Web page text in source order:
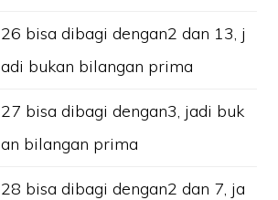
26 bisa dibagi dengan2 dan 13, j
adi bukan bilangan prima
27 bisa dibagi dengan3, jadi buk
an bilangan prima
28 bisa dibagi dengan2 dan 7, ja